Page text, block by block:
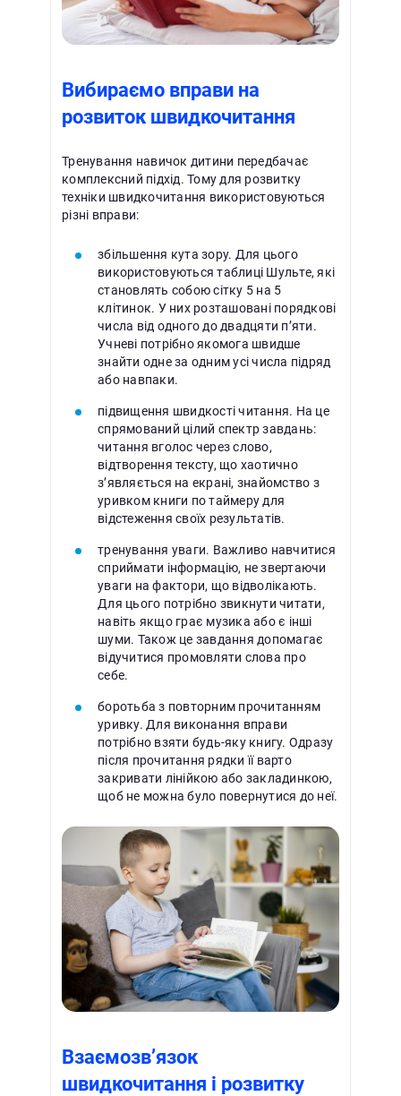
Вибираємо вправи на
розвиток швидкочитання
Тренування навичок дитини передбачає
комплексний підхід. Тому для розвитку
техніки швидкочитання використовуються
різні вправи:
збільшення кута зору. Для цього
використовуються таблиці Шульте, які
становлять собою сітку 5 на 5
клітинок. У них розташовані порядкові
числа від одного до двадцяти п’яти.
Учневі потрібно якомога швидше
знайти одне за одним усі числа підряд
або навпаки.
підвищення швидкості читання. На це
спрямований цілий спектр завдань:
читання вголос через слово,
відтворення тексту, що хаотично
з’являється на екрані, знайомство з
уривком книги по таймеру для
відстеження своїх результатів.
тренування уваги. Важливо навчитися
сприймати інформацію, не звертаючи
уваги на фактори, що відволікають.
Для цього потрібно звикнути читати,
навіть якщо грає музика або є інші
шуми. Також це завдання допомагає
відучитися промовляти слова про
себе.
боротьба з повторним прочитанням
уривку. Для виконання вправи
потрібно взяти будь-яку книгу. Одразу
після прочитання рядки її варто
закривати лінійкою або закладинкою,
щоб не можна було повернутися до неї.
Взаємозв’язок
швидкочитання і розвитку